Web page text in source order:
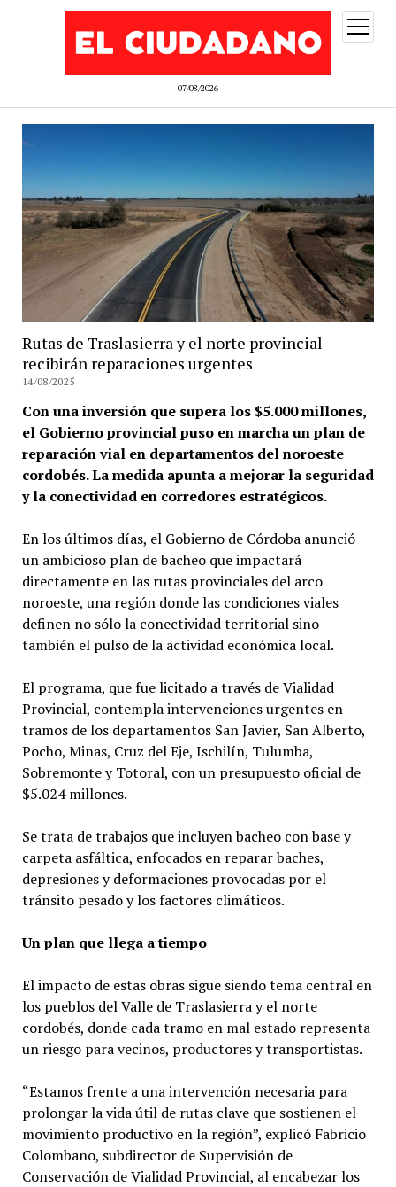
07/08/2026
abrir
menú
Rutas de Traslasierra y el norte provincial
recibirán reparaciones urgentes
14/08/2025
Con una inversión que supera los $5.000 millones,
el Gobierno provincial puso en marcha un plan de
reparación vial en departamentos del noroeste
cordobés. La medida apunta a mejorar la seguridad
y la conectividad en corredores estratégicos.
En los últimos días, el Gobierno de Córdoba anunció
un ambicioso plan de bacheo que impactará
directamente en las rutas provinciales del arco
noroeste, una región donde las condiciones viales
definen no sólo la conectividad territorial sino
también el pulso de la actividad económica local.
El programa, que fue licitado a través de Vialidad
Provincial, contempla intervenciones urgentes en
tramos de los departamentos San Javier, San Alberto,
Pocho, Minas, Cruz del Eje, Ischilín, Tulumba,
Sobremonte y Totoral, con un presupuesto oficial de
$5.024 millones.
Se trata de trabajos que incluyen bacheo con base y
carpeta asfáltica, enfocados en reparar baches,
depresiones y deformaciones provocadas por el
tránsito pesado y los factores climáticos.
Un plan que llega a tiempo
El impacto de estas obras sigue siendo tema central en
los pueblos del Valle de Traslasierra y el norte
cordobés, donde cada tramo en mal estado representa
un riesgo para vecinos, productores y transportistas.
“Estamos frente a una intervención necesaria para
prolongar la vida útil de rutas clave que sostienen el
movimiento productivo en la región”, explicó Fabricio
Colombano, subdirector de Supervisión de
Conservación de Vialidad Provincial, al encabezar los